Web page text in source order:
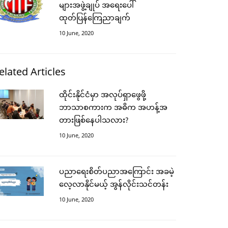
များအဖွဲ့ချုပ် အရေးပေါ်
ထုတ်ပြန်ကြေညာချက်
10 June, 2020
Articles
ထိုင်းနိုင်ငံမှာ အလုပ်ရှာဖွေဖို့
ဘာသာစကားက အဓိက အဟန့်အ
တားဖြစ်နေပါသလား?
10 June, 2020
ပညာရေးစိတ်ပညာအကြောင်း အခမဲ့
လေ့လာနိုင်မယ့် အွန်လိုင်းသင်တန်း
10 June, 2020